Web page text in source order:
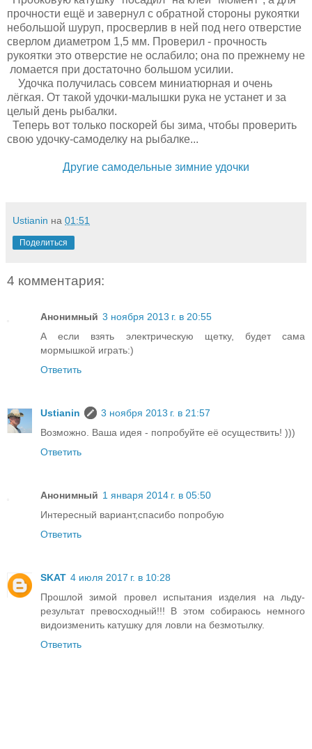
прочности ещё и завернул с обратной стороны рукоятки
небольшой шуруп, просверлив в ней под него отверстие
сверлом диаметром 1,5 мм. Проверил - прочность
рукоятки это отверстие не ослабило; она по прежнему не
ломается при достаточно большом усилии.
Удочка получилась совсем миниатюрная и очень
лёгкая. От такой удочки-малышки рука не устанет и за
целый день рыбалки.
Теперь вот только поскорей бы зима, чтобы проверить
свою удочку-самоделку на рыбалке...
Другие самодельные зимние удочки
Ustianin на 01:51
Поделиться
4 комментария:
Анонимный 3 ноября 2013 г. в 20:55
А если взять электрическую щетку, будет сама
мормышкой играть:)
Ответить
Ustianin
3 ноября 2013 г. в 21:57
Возможно. Ваша идея - попробуйте её осуществить! )))
Ответить
Анонимный 1 января 2014 г. в 05:50
Интересный вариант,спасибо попробую
Ответить
SKAT 4 июля 2017 г. в 10:28
Прошлой зимой провел испытания изделия на льду-
результат превосходный!!! В этом собираюсь немного
видоизменить катушку для ловли на безмотылку.
Ответить